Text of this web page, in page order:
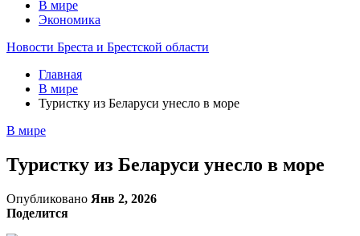
В мире
Экономика
Новости Бреста и Брестской области
Главная
В мире
Туристку из Беларуси унесло в море
В мире
Туристку из Беларуси унесло в море
Опубликовано Янв 2, 2026
Поделится